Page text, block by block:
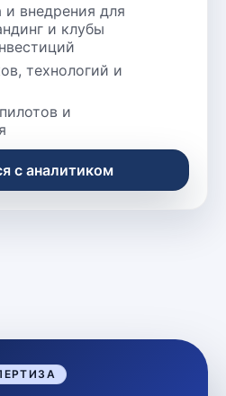
внедрения для
и клубы
технологий и
и
с аналитиком